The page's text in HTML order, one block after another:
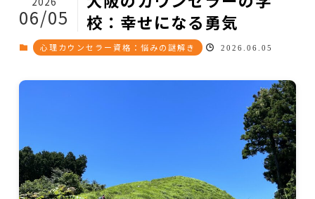
校：幸せになる勇気
06/05
心理カウンセラー資格：悩みの謎解き 2026.06.05